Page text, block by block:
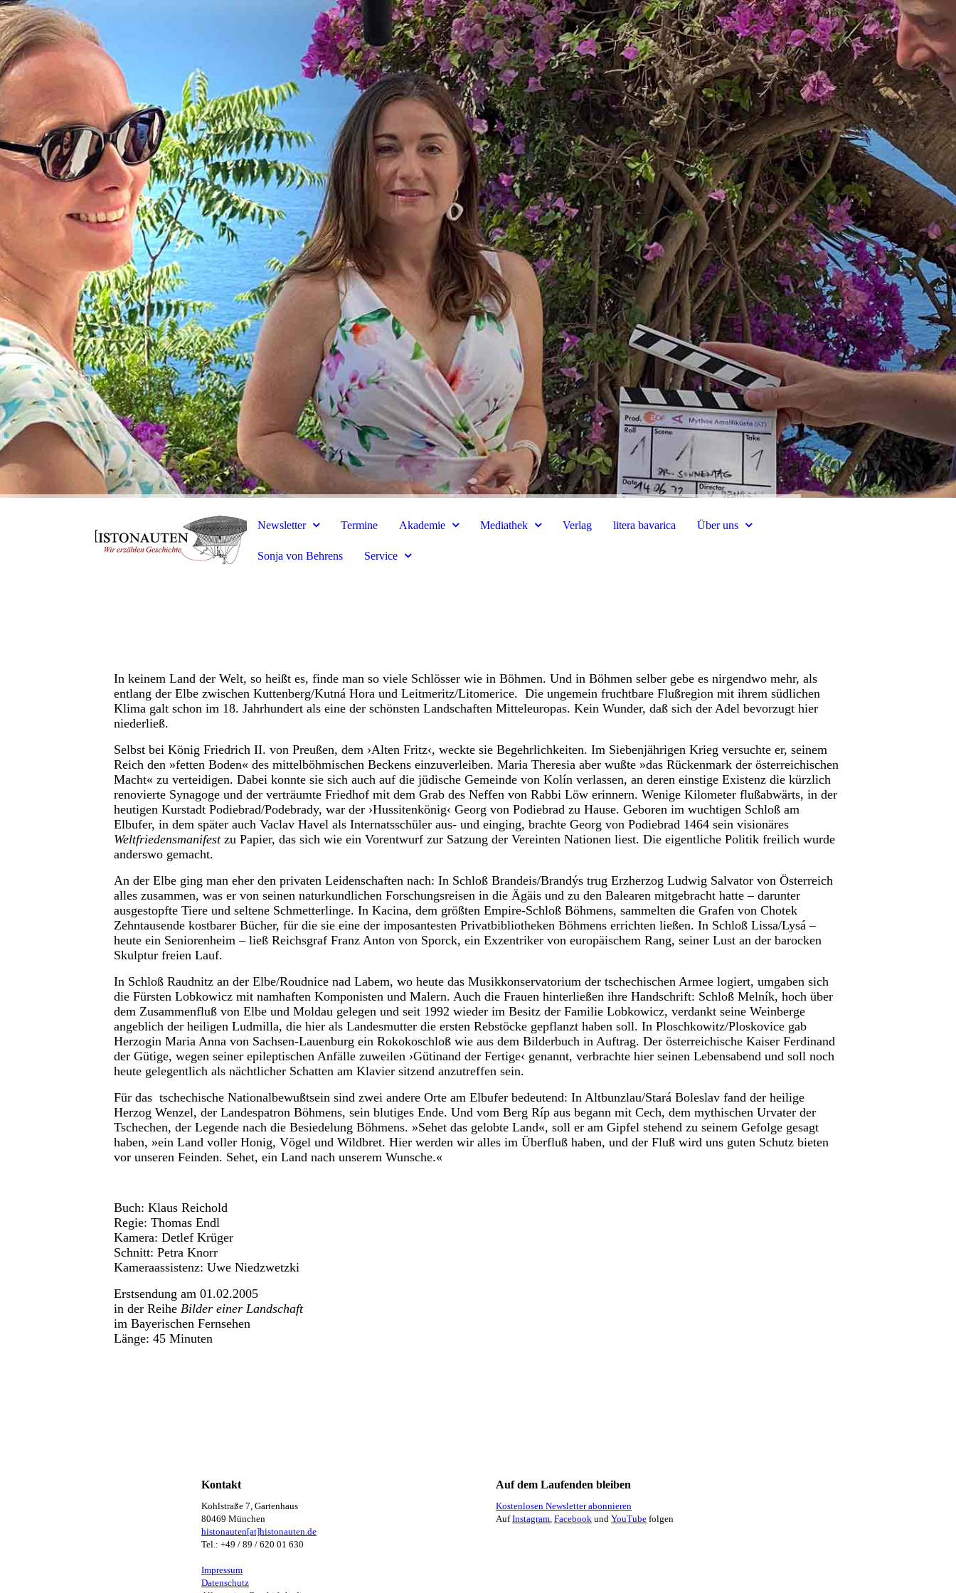
Newsletter Termine Akademie Mediathek Verlag litera bavarica Über uns
Sonja von Behrens Service
In keinem Land der Welt, so heißt es, finde man so viele Schlösser wie in Böhmen. Und in Böhmen selber gebe es nirgendwo mehr, als
entlang der Elbe zwischen Kuttenberg/Kutná Hora und Leitmeritz/Litomerice. Die ungemein fruchtbare Flußregion mit ihrem südlichen
Klima galt schon im 18. Jahrhundert als eine der schönsten Landschaften Mitteleuropas. Kein Wunder, daß sich der Adel bevorzugt hier
niederließ.
Selbst bei König Friedrich II. von Preußen, dem ›Alten Fritz‹, weckte sie Begehrlichkeiten. Im Siebenjährigen Krieg versuchte er, seinem
Reich den »fetten Boden« des mittelböhmischen Beckens einzuverleiben. Maria Theresia aber wußte »das Rückenmark der österreichischen
Macht« zu verteidigen. Dabei konnte sie sich auch auf die jüdische Gemeinde von Kolín verlassen, an deren einstige Existenz die kürzlich
renovierte Synagoge und der verträumte Friedhof mit dem Grab des Neffen von Rabbi Löw erinnern. Wenige Kilometer flußabwärts, in der
heutigen Kurstadt Podiebrad/Podebrady, war der ›Hussitenkönig‹ Georg von Podiebrad zu Hause. Geboren im wuchtigen Schloß am
Elbufer, in dem später auch Vaclav Havel als Internatsschüler aus- und einging, brachte Georg von Podiebrad 1464 sein visionäres
Weltfriedensmanifestzu Papier, das sich wie ein Vorentwurf zur Satzung der Vereinten Nationen liest. Die eigentliche Politik freilich wurde
anderswo gemacht.
An der Elbe ging man eher den privaten Leidenschaften nach: In Schloß Brandeis/Brandýs trug Erzherzog Ludwig Salvator von Österreich
alles zusammen, was er von seinen naturkundlichen Forschungsreisen in die Ägäis und zu den Balearen mitgebracht hatte – darunter
ausgestopfte Tiere und seltene Schmetterlinge. In Kacina, dem größten Empire-Schloß Böhmens, sammelten die Grafen von Chotek
Zehntausende kostbarer Bücher, für die sie eine der imposantesten Privatbibliotheken Böhmens errichten ließen. In Schloß Lissa/Lysá –
heute ein Seniorenheim – ließ Reichsgraf Franz Anton von Sporck, ein Exzentriker von europäischem Rang, seiner Lust an der barocken
Skulptur freien Lauf.
In Schloß Raudnitz an der Elbe/Roudnice nad Labem, wo heute das Musikkonservatorium der tschechischen Armee logiert, umgaben sich
die Fürsten Lobkowicz mit namhaften Komponisten und Malern. Auch die Frauen hinterließen ihre Handschrift: Schloß Melník, hoch über
dem Zusammenfluß von Elbe und Moldau gelegen und seit 1992 wieder im Besitz der Familie Lobkowicz, verdankt seine Weinberge
angeblich der heiligen Ludmilla, die hier als Landesmutter die ersten Rebstöcke gepflanzt haben soll. In Ploschkowitz/Ploskovice gab
Herzogin Maria Anna von Sachsen-Lauenburg ein Rokokoschloß wie aus dem Bilderbuch in Auftrag. Der österreichische Kaiser Ferdinand
der Gütige, wegen seiner epileptischen Anfälle zuweilen ›Gütinand der Fertige‹ genannt, verbrachte hier seinen Lebensabend und soll noch
heute gelegentlich als nächtlicher Schatten am Klavier sitzend anzutreffen sein.
Für das tschechische Nationalbewußtsein sind zwei andere Orte am Elbufer bedeutend: In Altbunzlau/Stará Boleslav fand der heilige
Herzog Wenzel, der Landespatron Böhmens, sein blutiges Ende. Und vom Berg Ríp aus begann mit Cech, dem mythischen Urvater der
Tschechen, der Legende nach die Besiedelung Böhmens. »Sehet das gelobte Land«, soll er am Gipfel stehend zu seinem Gefolge gesagt
haben, »ein Land voller Honig, Vögel und Wildbret. Hier werden wir alles im Überfluß haben, und der Fluß wird uns guten Schutz bieten
vor unseren Feinden. Sehet, ein Land nach unserem Wunsche.«
Buch: Klaus Reichold
Regie: Thomas Endl
Kamera: Detlef Krüger
Schnitt: Petra Knorr
Kameraassistenz: Uwe Niedzwetzki
Erstsendung am 01.02.2005
in der Reihe Bilder einer Landschaft
im Bayerischen Fernsehen
Länge: 45 Minuten
Kontakt
Kohlstraße 7, Gartenhaus
80469 München
histonauten[at]histonauten.de
Tel.: +49 / 89 / 620 01 630
Impressum
Datenschutz
Auf dem Laufenden bleiben
Kostenlosen Newsletter abonnieren
AufInstagram, Facebook und YouTube folgen